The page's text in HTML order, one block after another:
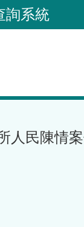
詢系統
人民陳情